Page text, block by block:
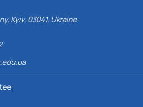
Kyiv, 03041, Ukraine